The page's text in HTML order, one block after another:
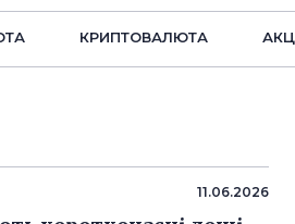
КРИПТОВАЛЮТА
11.06.2026